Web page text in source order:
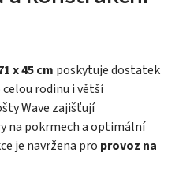
x 45 cm poskytuje dostatek
rodinu i větší
Wave zajišťují
na pokrmech a optimální
je navržena pro provoz na